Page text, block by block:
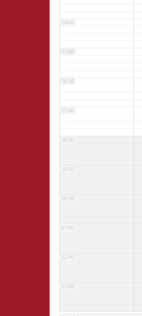
14:00
15:00
16:00
17:00
18:00
19:00
20:00
21:00
22:00
23:00